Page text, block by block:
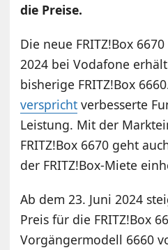
die Preise.
Die neue FRITZ!Box
2024 bei Vodafone
bisherige FRITZ!Box
verspricht verbesserte
Leistung. Mit der
FRITZ!Box 6670 geht
der FRITZ!Box-Miete
Ab dem 23. Juni 2024
Preis für die FRITZ!Box
Vorgängermodell 6660